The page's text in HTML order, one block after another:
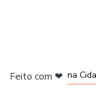
_mulheres que se
Feito com ❤ na